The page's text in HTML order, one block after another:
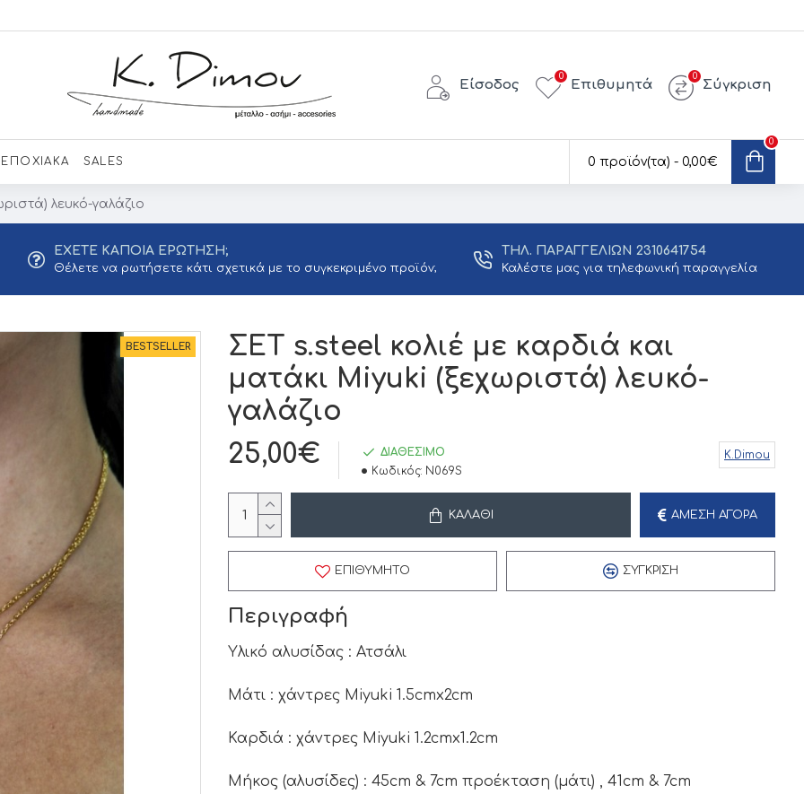
Είσοδος Επιθυμητά
0
Σύγκριση
0
ΕΠΟΧΙΑΚΑ SALES 0 προϊόν(τα) - 0,00€
0
λευκό-γαλάζιο
ΕΧΕΤΕ ΚΑΠΟΙΑ ΕΡΩΤΗΣΗ;
Θέλετε να ρωτήσετε κάτι σχετικά με το συγκεκριμένο προϊόν;
ΤΗΛ. ΠΑΡΑΓΓΕΛΙΩΝ 2310641754
Καλέστε μας για τηλεφωνική παραγγελία
BESTSELLER
ΣΕΤ s.steel κολιέ με καρδιά και
ματάκι Miyuki (ξεχωριστά) λευκό-
γαλάζιο
25,00€
ΔΙΑΘΈΣΙΜΟ
Κωδικός: N069S
K.Dimou
ΚΑΛΆΘΙ ΆΜΕΣΗ ΑΓΟΡΆ
ΕΠΙΘΥΜΗΤΌ ΣΎΓΚΡΙΣΗ
Περιγραφή
Υλικό αλυσίδας : Ατσάλι
Μάτι : χάντρες Miyuki 1.5cmx2cm
Καρδιά : χάντρες Miyuki 1.2cmx1.2cm
Μήκος (αλυσίδες) : 45cm & 7cm προέκταση (μάτι) , 41cm & 7cm